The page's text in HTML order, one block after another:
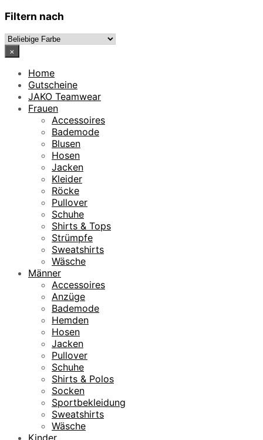
Filtern nach
×
Home
Gutscheine
JAKO Teamwear
Frauen
Accessoires
Bademode
Blusen
Hosen
Jacken
Kleider
Röcke
Pullover
Schuhe
Shirts & Tops
Strümpfe
Sweatshirts
Wäsche
Männer
Accessoires
Anzüge
Bademode
Hemden
Hosen
Jacken
Pullover
Schuhe
Shirts & Polos
Socken
Sportbekleidung
Sweatshirts
Wäsche